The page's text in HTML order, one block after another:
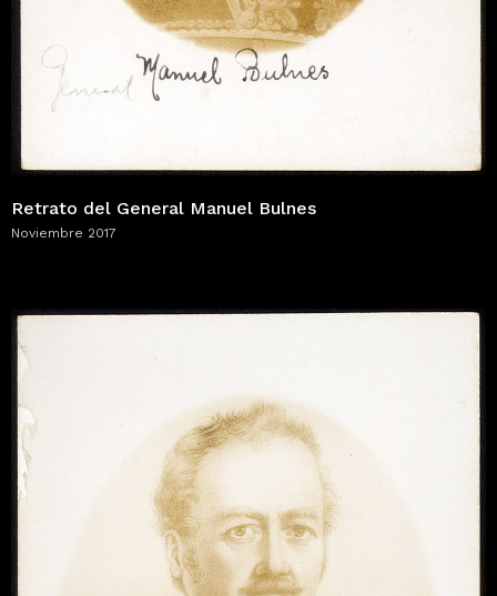
Retrato del General Manuel Bulnes
Noviembre 2017